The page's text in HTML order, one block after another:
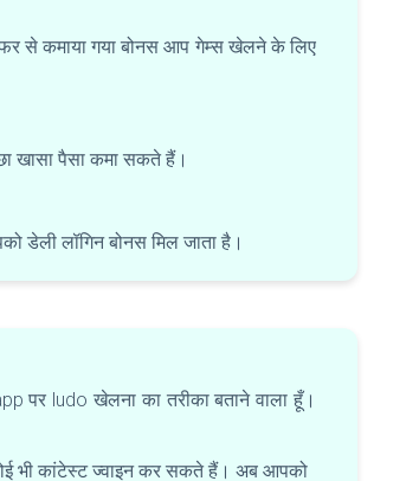
से कमाया गया बोनस आप गेम्स खेलने के लिए
खासा पैसा कमा सकते हैं।
डेली लॉगिन बोनस मिल जाता है।
ludo खेलना का तरीका बताने वाला हूँ।
भी कांटेस्ट ज्वाइन कर सकते हैं। अब आपको